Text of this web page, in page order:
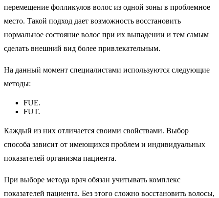
перемещение фолликулов волос из одной зоны в проблемное
место. Такой подход дает возможность восстановить
нормальное состояние волос при их выпадении и тем самым
сделать внешний вид более привлекательным.
На данный момент специалистами используются следующие
методы:
FUE.
FUT.
Каждый из них отличается своими свойствами. Выбор
способа зависит от имеющихся проблем и индивидуальных
показателей организма пациента.
При выборе метода врач обязан учитывать комплекс
показателей пациента. Без этого сложно восстановить волосы,